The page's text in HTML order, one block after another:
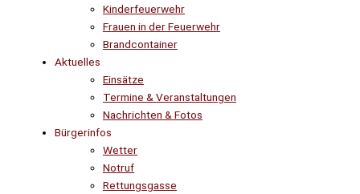
Kinderfeuerwehr
Frauen in der Feuerwehr
Brandcontainer
Aktuelles
Einsätze
Termine & Veranstaltungen
Nachrichten & Fotos
Bürgerinfos
Wetter
Notruf
Rettungsgasse